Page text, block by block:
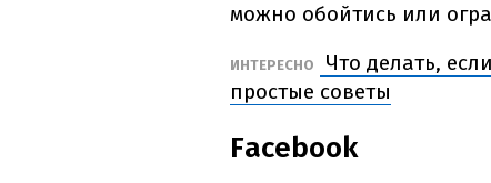
можно обойтись или
ИНТЕРЕСНО
Что делать,
простые советы
Facebook